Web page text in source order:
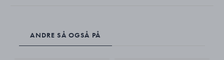
ANDRE SÅ OGSÅ PÅ